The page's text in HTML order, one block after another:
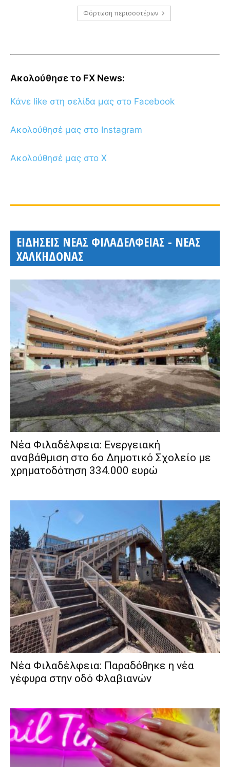
Φόρτωση περισσοτέρων
Ακολούθησε το FX News:
Κάνε like στη σελίδα μας στο Facebook
Ακολούθησέ μας στο Instagram
Ακολούθησέ μας στο X
ΕΙΔΗΣΕΙΣ ΝΕΑΣ ΦΙΛΑΔΕΛΦΕΙΑΣ - ΝΕΑΣ
ΧΑΛΚΗΔΟΝΑΣ
Νέα Φιλαδέλφεια: Ενεργειακή
αναβάθμιση στο 6ο Δημοτικό Σχολείο με
χρηματοδότηση 334.000 ευρώ
Νέα Φιλαδέλφεια: Παραδόθηκε η νέα
γέφυρα στην οδό Φλαβιανών